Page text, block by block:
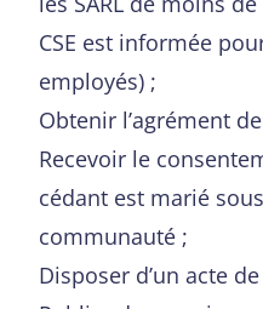
CSE est informée
employés) ;
Obtenir l’agrément
Recevoir le
cédant est marié
communauté ;
Disposer d’un acte